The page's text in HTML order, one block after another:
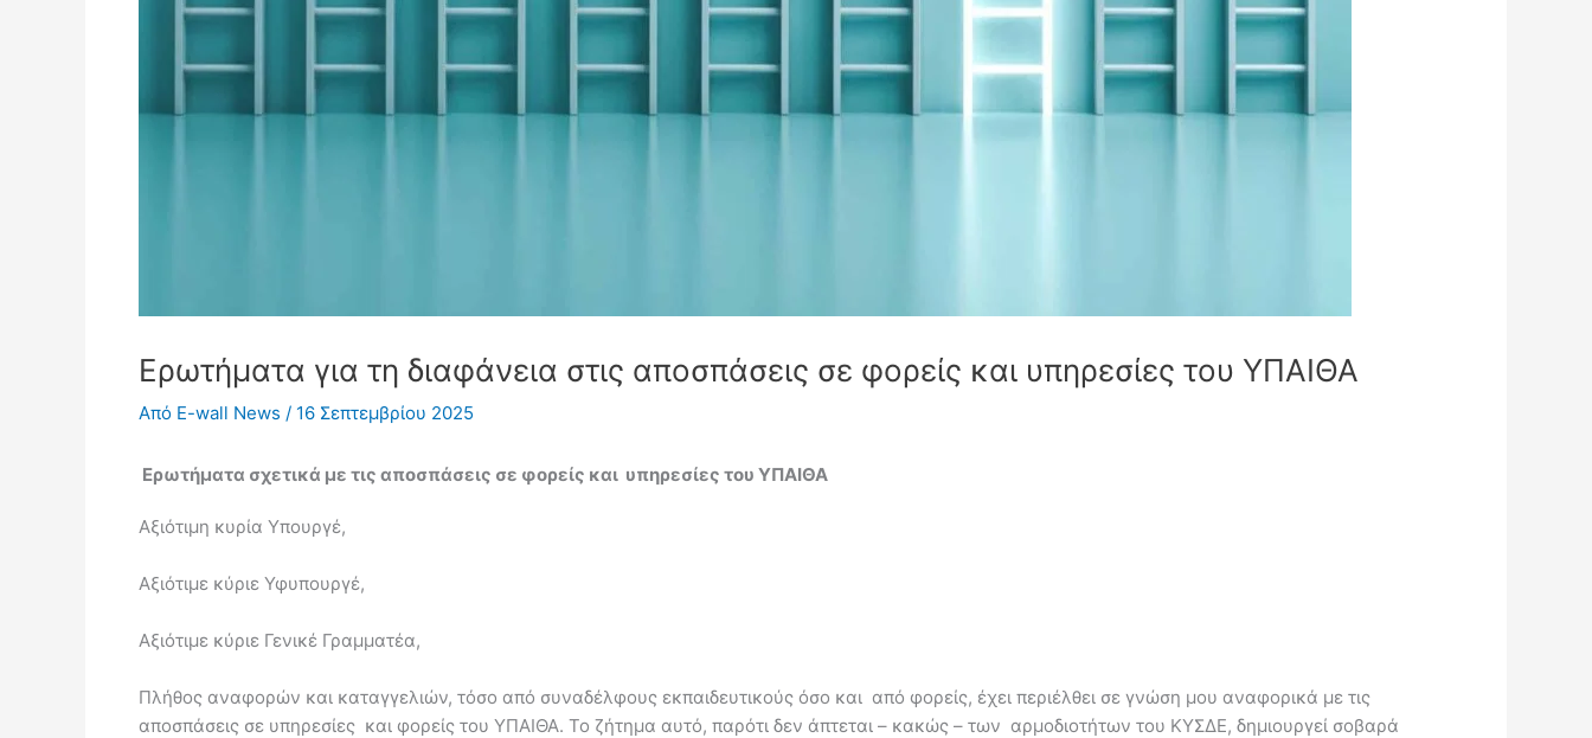
Ερωτήματα για τη διαφάνεια στις αποσπάσεις σε φορείς και υπηρεσίες του ΥΠΑΙΘΑ
Από E-wall News / 16 Σεπτεμβρίου 2025
Ερωτήματα σχετικά με τις αποσπάσεις σε φορείς και υπηρεσίες του ΥΠΑΙΘΑ
Αξιότιμη κυρία Υπουργέ,
Αξιότιμε κύριε Υφυπουργέ,
Αξιότιμε κύριε Γενικέ Γραμματέα,
Πλήθος αναφορών και καταγγελιών, τόσο από συναδέλφους εκπαιδευτικούς όσο και από φορείς, έχει περιέλθει σε γνώση μου αναφορικά με τις
αποσπάσεις σε υπηρεσίες και φορείς του ΥΠΑΙΘΑ. Το ζήτημα αυτό, παρότι δεν άπτεται – κακώς – των αρμοδιοτήτων του ΚΥΣΔΕ, δημιουργεί σοβαρά